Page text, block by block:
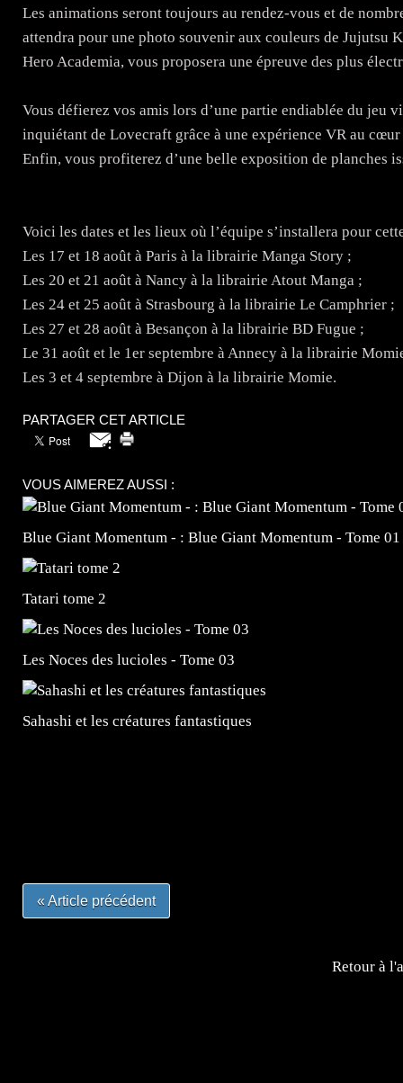
Les animations seront toujours au rendez-vous et de
attendra pour une photo souvenir aux couleurs de Jujutsu
Hero Academia, vous proposera une épreuve des plus
Vous défierez vos amis lors d’une partie endiablée du jeu
inquiétant de Lovecraft grâce à une expérience VR au
Enfin, vous profiterez d’une belle exposition de planches
Voici les dates et les lieux où l’équipe s’installera pour
Les 17 et 18 août à Paris à la librairie Manga Story ;
Les 20 et 21 août à Nancy à la librairie Atout Manga ;
Les 24 et 25 août à Strasbourg à la librairie Le Camphrier ;
Les 27 et 28 août à Besançon à la librairie BD Fugue ;
Le 31 août et le 1er septembre à Annecy à la librairie
Les 3 et 4 septembre à Dijon à la librairie Momie.
PARTAGER CET ARTICLE
VOUS AIMEREZ AUSSI :
Blue Giant Momentum - : Blue Giant Momentum - Tome 01
Tatari tome 2
Les Noces des lucioles - Tome 03
Sahashi et les créatures fantastiques
« Article précédent
Retour à